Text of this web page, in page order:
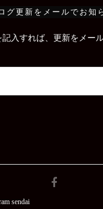
グ更新をメールでお知
入すれば、更新をメー
sendai